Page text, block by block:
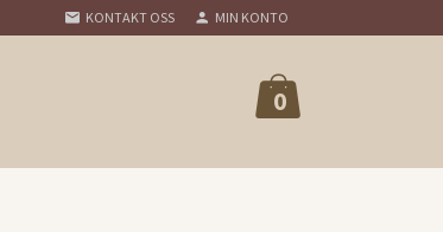
KONTAKT OSS MIN KONTO
0